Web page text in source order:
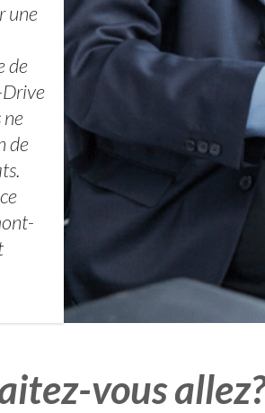
une
de
Drive
ne
de
vous allez?